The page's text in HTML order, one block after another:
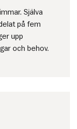
Själva
på fem
upp
och behov.